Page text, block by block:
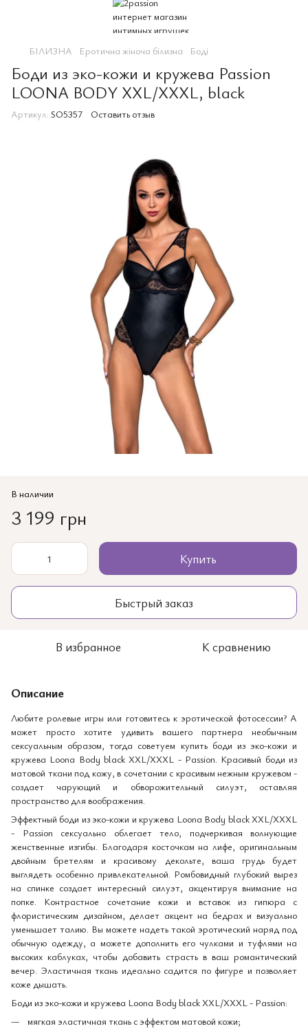
БІЛИЗНА Еротична жіноча білизна Боді
Боди из эко-кожи и кружева Passion
LOONA BODY XXL/XXXL, black
Артикул: SO5357 Оставить отзыв
В наличии
3 199 грн
Купить
Быстрый заказ
В избранное К сравнению
Описание
Любите ролевые игры или готовитесь к эротической фотосессии? А
может просто хотите удивить вашего партнера необычным
сексуальным образом, тогда советуем купить боди из эко-кожи и
кружева Loona Body black XXL/XXXL - Passion. Красивый боди из
матовой ткани под кожу, в сочетании с красивым нежным кружевом -
создает чарующий и обворожительный силуэт, оставляя
пространство для воображения.
Эффектный боди из эко-кожи и кружева Loona Body black XXL/XXXL
- Passion сексуально облегает тело, подчеркивая волнующие
женственные изгибы. Благодаря косточкам на лифе, оригинальным
двойным бретелям и красивому декольте, ваша грудь будет
выглядеть особенно привлекательной. Ромбовидный глубокий вырез
на спинке создает интересный силуэт, акцентируя внимание на
попке. Контрастное сочетание кожи и вставок из гипюра с
флористическим дизайном, делает акцент на бедрах и визуально
уменьшает талию. Вы можете надеть такой эротический наряд под
обычную одежду, а можете дополнить его чулками и туфлями на
высоких каблуках, чтобы добавить страсть в ваш романтический
вечер. Эластичная ткань идеально садится по фигуре и позволяет
коже дышать.
Боди из эко-кожи и кружева Loona Body black XXL/XXXL - Passion:
мягкая эластичная ткань с эффектом матовой кожи;